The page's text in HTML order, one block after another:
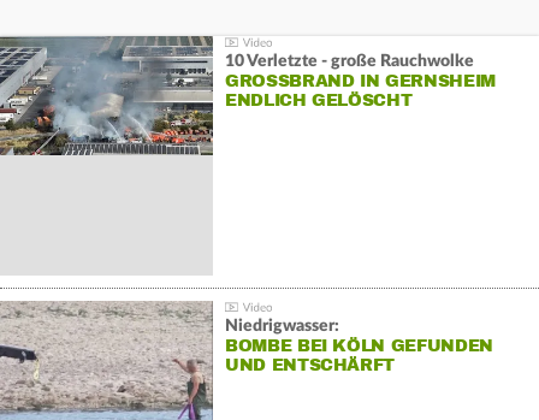
10 Verletzte - große Rauchwolke
GROSSBRAND IN GERNSHEIM E
NDLICH GELÖSCHT
Niedrigwasser:
BOMBE BEI KÖLN GEFUNDEN
UND ENTSCHÄRFT